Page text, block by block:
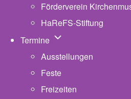
Förderverein
HaReFS-Stiftung
Termine Unternavigation von
Ausstellungen
Feste
Freizeiten